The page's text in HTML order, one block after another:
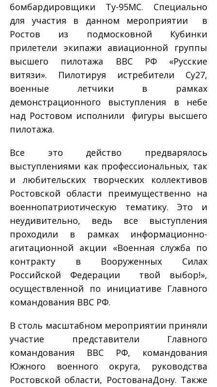
бомбардировщики Ту-­95МС. Специально
для участия в данном мероприятии в
Ростов из подмосковной Кубинки
прилетели экипажи авиационной группы
высшего пилотажа ВВС РФ «Русские
витязи». Пилотируя истребители Су­27,
военные летчики в рамках
демонстрационного выступления в небе
над Ростовом исполнили фигуры высшего
пилотажа.
Все это действо предварялось
выступлениями как профессиональных, так
и любительских творческих коллективов
Ростовской области преимущественно на
военно­патриотическую тематику. Это и
неудивительно, ведь все выступления
проходили в рамках информационно­
агитационной акции «Военная служба по
контракту в Вооруженных Силах
Российской Федерации ­ твой выбор!»,
осуществленной по инициативе Главного
командования ВВС РФ.
В столь масштабном мероприятии приняли
участие представители Главного
командования ВВС РФ, командования
Южного военного округа, руководства
Ростовской области, Ростова­на­Дону. Также